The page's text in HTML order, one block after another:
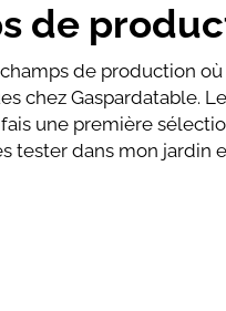
de
de production
chez Gaspardatable.
une première
tester dans mon jardin